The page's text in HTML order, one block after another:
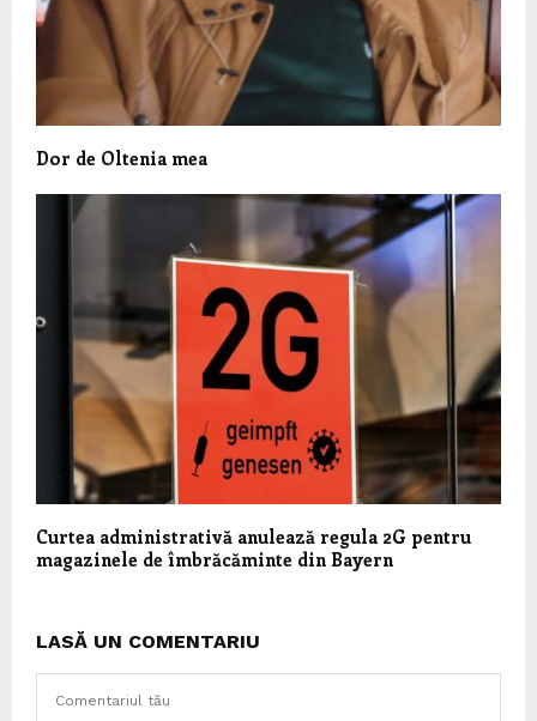
Dor de Oltenia mea
Curtea administrativă anulează regula 2G pentru
magazinele de îmbrăcăminte din Bayern
LASĂ UN COMENTARIU